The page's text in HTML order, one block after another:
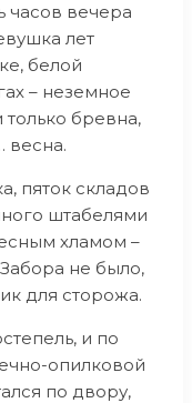
часов вечера
лет
белой
– неземное
бревна,
весна.
пяток складов
штабелями
хламом –
не было,
для сторожа.
и по
опилковой
по двору,